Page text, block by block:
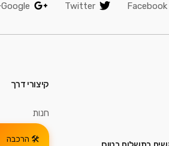
Facebook
Twitter
Google+
קיצורי דרך
חנות
הרכבה